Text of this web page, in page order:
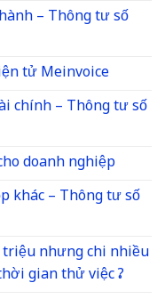
– Thông tư số
tử Meinvoice
chính – Thông tư số
doanh nghiệp
khác – Thông tư số
nhưng chi nhiều
gian thử việc ?